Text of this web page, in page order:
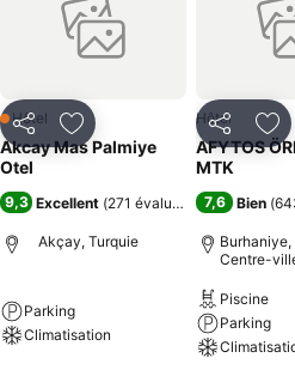
PartagerAjouter à mes favoris
1 Étoiles
Hôtel
Akcay Mas Palmiye
Otel
9,3 Excellent (271 évaluations)
Akçay, Turquie
Parking
Climatisation
Partager
Hôtel
AFYTOS
MTK
7,6 Bien (
Burhaniye,
Centre-
Piscine
Parking